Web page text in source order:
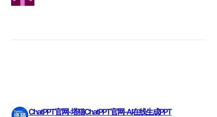
ChatPPT官网-塔猫ChatPPT官网-AI在线生成PPT